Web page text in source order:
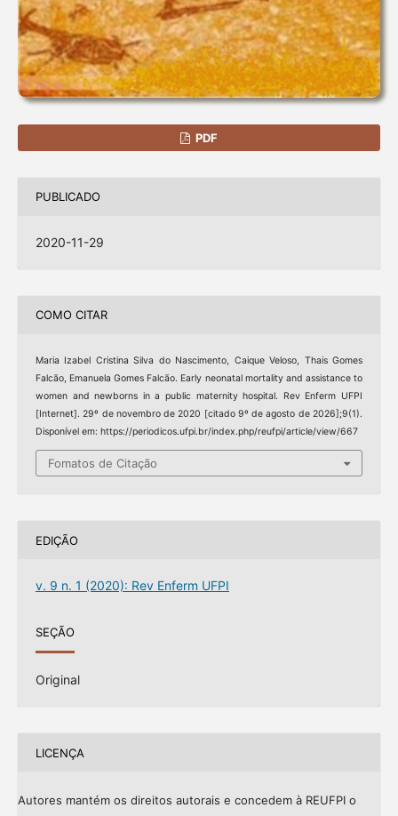
PDF
PUBLICADO
2020-11-29
COMO CITAR
Maria Izabel Cristina Silva do Nascimento, Caique Veloso, Thais Gomes
Falcão, Emanuela Gomes Falcão. Early neonatal mortality and assistance to
women and newborns in a public maternity hospital. Rev Enferm UFPI
[Internet]. 29º de novembro de 2020 [citado 9º de agosto de 2026];9(1).
Disponível em: https://periodicos.ufpi.br/index.php/reufpi/article/view/667
Fomatos de Citação
EDIÇÃO
v. 9 n. 1 (2020): Rev Enferm UFPI
SEÇÃO
Original
LICENÇA
Autores mantém os direitos autorais e concedem à REUFPI o